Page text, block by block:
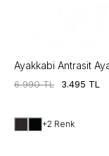
Ayakkabi Antrasit
3.495 TL
6.990 TL
+2 Renk